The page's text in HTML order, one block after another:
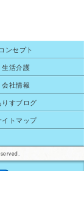
ンセプト
生活介護
会社情報
りすブログ
イトマップ